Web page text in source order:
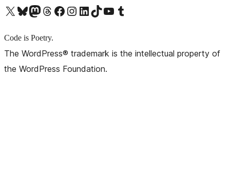
X (旧 Twitter) アカウントへBluesky アカウントへMastodon アカウントへThreads アカウントへ Facebook ページへInstagram アカウントへ LinkedIn アカウントへTikTok アカウントへYouTube チャンネルへ Tumblr アカウントへ
Code is Poetry.
The WordPress® trademark is the intellectual property of
the WordPress Foundation.